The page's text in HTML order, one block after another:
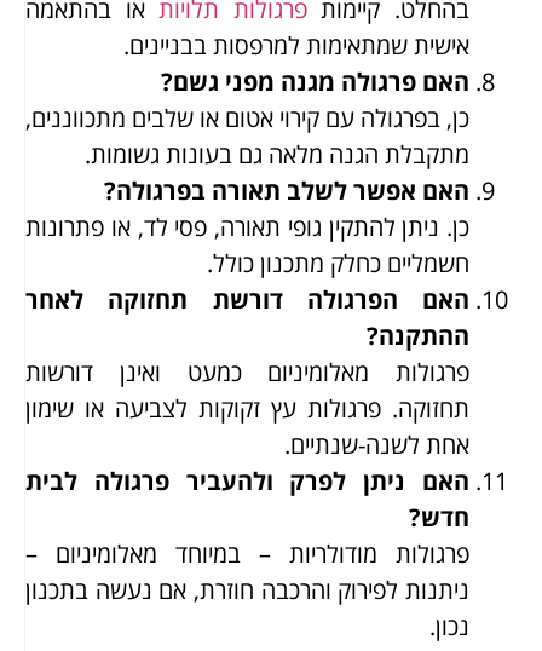
בהחלט. קיימותפרגולות תלויותאו בהתאמה
אישית שמתאימות למרפסות בבניינים.
האם פרגולה מגנה מפני גשם?
כן, בפרגולה עם קירוי אטום או שלבים מתכווננים,
מתקבלת הגנה מלאה גם בעונות גשומות.
האם אפשר לשלב תאורה בפרגולה?
כן. ניתן להתקין גופי תאורה, פסי לד, או פתרונות
חשמליים כחלק מתכנון כולל.
האם הפרגולה דורשת תחזוקה לאחר
ההתקנה?
פרגולות מאלומיניום כמעט ואינן דורשות
תחזוקה. פרגולות עץ זקוקות לצביעה או שימון
אחת לשנה-שנתיים.
האם ניתן לפרק ולהעביר פרגולה לבית
חדש?
פרגולות מודולריות – במיוחד מאלומיניום –
ניתנות לפירוק והרכבה חוזרת, אם נעשה בתכנון
נכון.